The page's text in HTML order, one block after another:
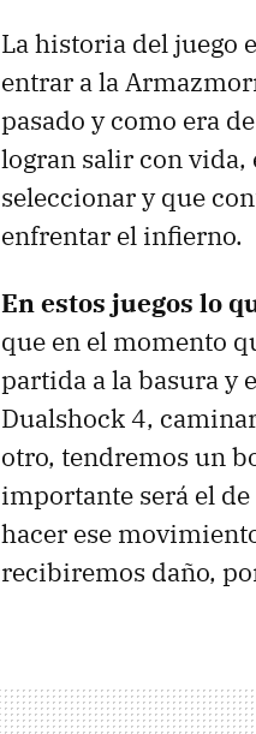
La historia del juego
entrar a la
pasado y como era
logran salir con vida,
seleccionar y que
enfrentar el infierno.
En estos juegos lo
que en el momento
partida a la basura y
Dualshock 4,
otro, tendremos un
importante será el
hacer ese
recibiremos daño,